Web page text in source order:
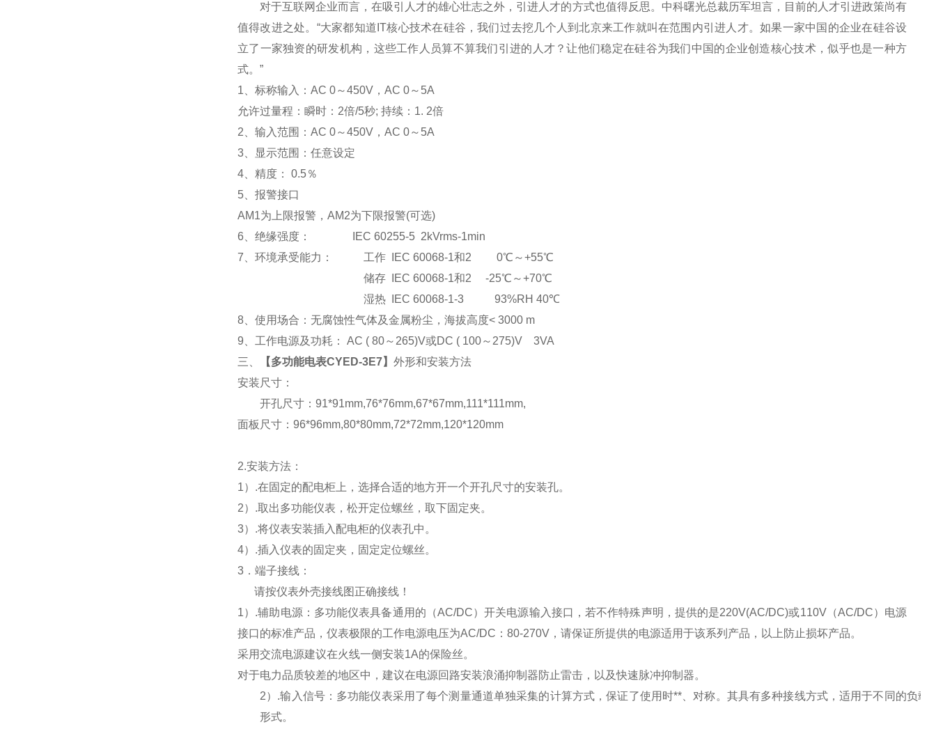
对于互联网企业而言，在吸引人才的雄心壮志之外，引进人才的方式也值得反思。中科曙光总裁历军坦言，目前的人才引进政策尚有
值得改进之处。“大家都知道IT核心技术在硅谷，我们过去挖几个人到北京来工作就叫在范围内引进人才。如果一家中国的企业在硅谷设
立了一家独资的研发机构，这些工作人员算不算我们引进的人才？让他们稳定在硅谷为我们中国的企业创造核心技术，似乎也是一种方
式。”
1 、标称输入：AC 0～450V ，AC 0～5A
允许过量程：瞬时：2倍/5秒; 持续：1. 2倍
2 、输入范围：AC 0～450V ，AC 0～5A
3
显示范围： 任意设定
4 、精度： 0.5％
5
报警接口
AM1为上限报警，AM2为下限报警(可选)
6
绝缘强度： IEC 60255-5 2kVrms-1min
7
环境承受能力： 工作 IEC 60068-1和2 0℃～+55℃
储存 IEC 60068-1和2 -25℃～+70℃
湿热 IEC 60068-1-3 93%RH 40℃
8 、使用场合：无腐蚀性气体及金属粉尘，海拔高度< 3000 m
9 、工作电源及功耗： AC ( 80～265)V或DC ( 100～275)V 3VA
三、
【多功能电表CYED-3E7】 外形和安装方法
安装尺寸：
开孔尺寸：91*91mm,76*76mm,67*67mm,111*111mm,
面板尺寸：96*96mm,80*80mm,72*72mm,120*120mm
2.安装方法：
1）.在固定的配电柜上，选择合适的地方开一个开孔尺寸的安装孔。
2）.取出多功能仪表，松开定位螺丝，取下固定夹。
3）.将仪表安装插入配电柜的仪表孔中。
4）.插入仪表的固定夹，固定定位螺丝。
3 ．端子接线：
请按仪表外壳接线图正确接线！
1） .辅助电源：多功能仪表具备通用的（AC/DC）开关电源输入接口，若不作特殊声明，提供的是220V(AC/DC)或110V（AC/DC）电源
接口的标准产品，仪表极限的工作电源电压为AC/DC ： 80-270V ，请保证所提供的电源适用于该系列产品，以上防止损坏产品。
采用交流电源建议在火线一侧安装1A的保险丝。
对于电力品质较差的地区中，建议在电源回路安装浪涌抑制器防止雷击，以及快速脉冲抑制器。
2） .输入信号：多功能仪表采用了每个测量通道单独采集的计算方式，保证了使用时**、对称。其具有多种接线方式，适用于不同的负载
形式。